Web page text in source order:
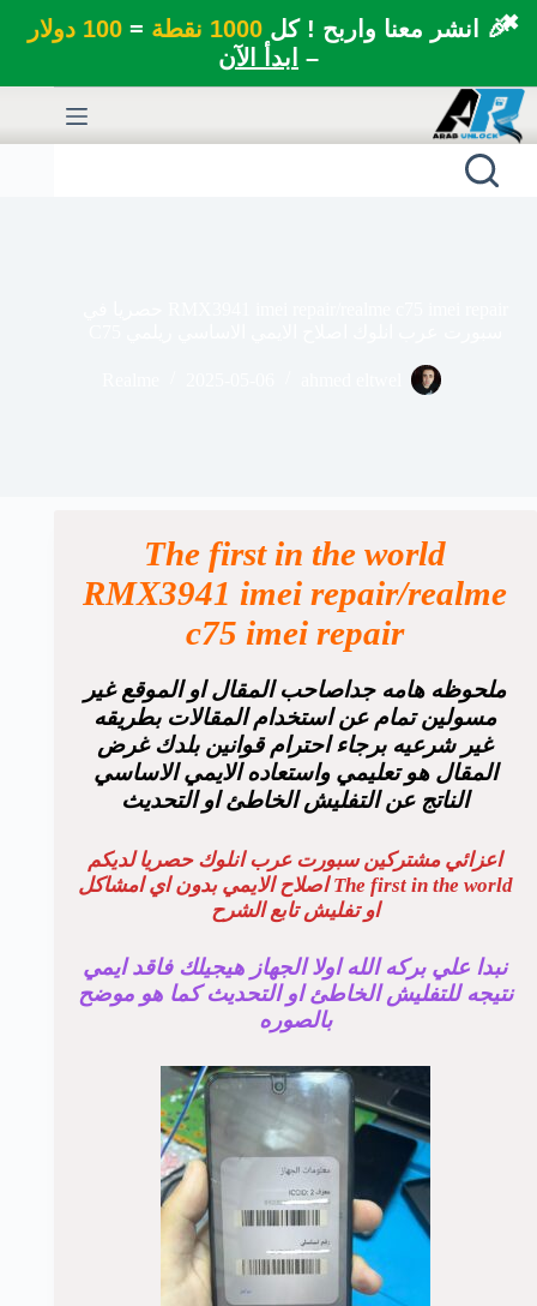
🎉 انشر معنا واربح ! كل1000 نقطة =100 دولار
– ابدأ الآن
✖
التجاوز
إلى
المحتوى
The first in the world
RMX3941 imei repair/realme
c75 imei repair
ملحوظه هامه جداصاحب المقال او الموقع غير
مسولين تمام عن استخدام المقالات بطريقه
غير شرعيه برجاء احترام قوانين بلدك غرض
المقال هو تعليمي واستعاده الايمي الاساسي
الناتج عن التفليش الخاطئ او التحديث
اعزائي مشتركين سبورت عرب انلوك حصريا لديكم
The first in the world اصلاح الايمي بدون اي امشاكل
او تفليش تابع الشرح
نبدا علي بركه الله اولا الجهاز هيجيلك فاقد ايمي
نتيجه للتفليش الخاطئ او التحديث كما هو موضح
بالصوره